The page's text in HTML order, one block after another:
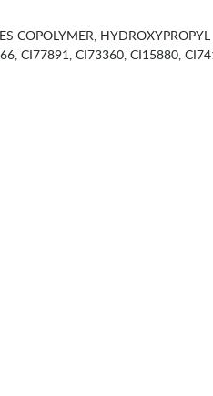
COPOLYMER,
CI77891, CI73360, CI15880,